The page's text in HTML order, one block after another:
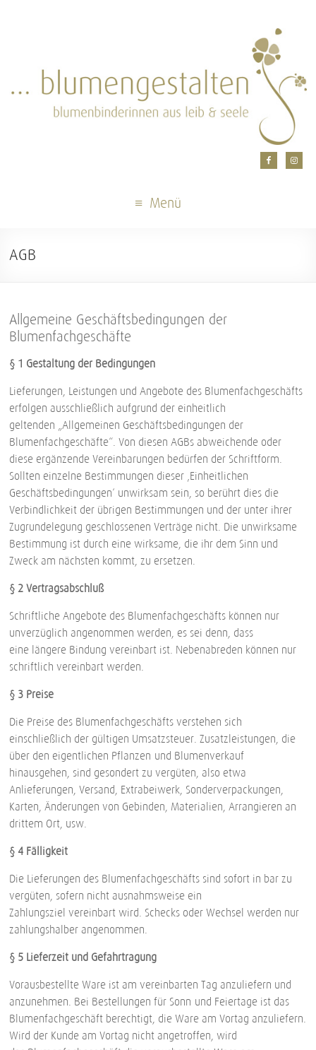
Menü
AGB
Allgemeine Geschäftsbedingungen der
Blumenfachgeschäfte
§ 1 Gestaltung der Bedingungen
Lieferungen, Leistungen und Angebote des Blumenfachgeschäfts
erfolgen ausschließlich aufgrund der einheitlich
geltenden „Allgemeinen Geschäftsbedingungen der
Blumenfachgeschäfte“. Von diesen AGBs abweichende oder
diese ergänzende Vereinbarungen bedürfen der Schriftform.
Sollten einzelne Bestimmungen dieser ‚Einheitlichen
Geschäftsbedingungen‘ unwirksam sein, so berührt dies die
Verbindlichkeit der übrigen Bestimmungen und der unter ihrer
Zugrundelegung geschlossenen Verträge nicht. Die unwirksame
Bestimmung ist durch eine wirksame, die ihr dem Sinn und
Zweck am nächsten kommt, zu ersetzen.
§ 2 Vertragsabschluß
Schriftliche Angebote des Blumenfachgeschäfts können nur
unverzüglich angenommen werden, es sei denn, dass
eine längere Bindung vereinbart ist. Nebenabreden können nur
schriftlich vereinbart werden.
§ 3 Preise
Die Preise des Blumenfachgeschäfts verstehen sich
einschließlich der gültigen Umsatzsteuer. Zusatzleistungen, die
über den eigentlichen Pflanzen-und Blumenverkauf
hinausgehen, sind gesondert zu vergüten, also etwa
Anlieferungen, Versand, Extrabeiwerk, Sonderverpackungen,
Karten, Änderungen von Gebinden, Materialien, Arrangieren an
drittem Ort, usw.
§ 4 Fälligkeit
Die Lieferungen des Blumenfachgeschäfts sind sofort in bar zu
vergüten, sofern nicht ausnahmsweise ein
Zahlungsziel vereinbart wird. Schecks oder Wechsel werden nur
zahlungshalber angenommen.
§ 5 Lieferzeit und Gefahrtragung
Vorausbestellte Ware ist am vereinbarten Tag anzuliefern und
anzunehmen. Bei Bestellungen für Sonn-und Feiertage ist das
Blumenfachgeschäft berechtigt, die Ware am Vortag anzuliefern.
Wird der Kunde am Vortag nicht angetroffen, wird